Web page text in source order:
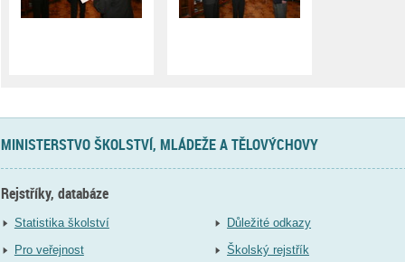
MINISTERSTVO ŠKOLSTVÍ, MLÁDEŽE A TĚLOVÝCHOVY
Rejstříky, databáze
Statistika školství
Pro veřejnost
Důležité odkazy
Školský rejstřík